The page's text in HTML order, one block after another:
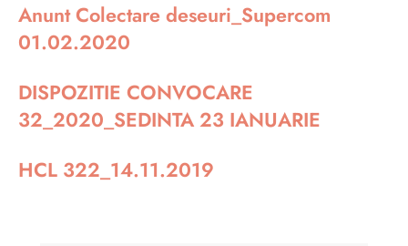
Anunt Colectare deseuri_Supercom
01.02.2020
DISPOZITIE CONVOCARE
32_2020_SEDINTA 23 IANUARIE
HCL 322_14.11.2019